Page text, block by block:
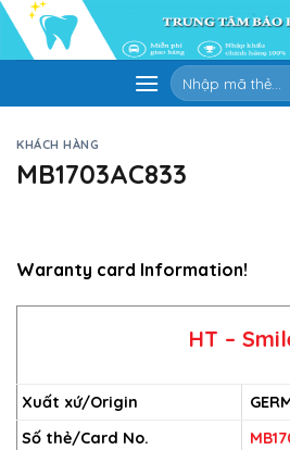
Skip
content
Tìm
kiếm:
KHÁCH HÀNG
MB1703AC833
Waranty card Information!
HT –
Xuất xứ/Origin
Số thẻ/Card No.